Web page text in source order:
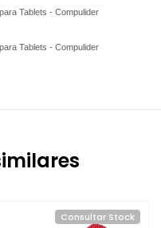
Consultar Stock